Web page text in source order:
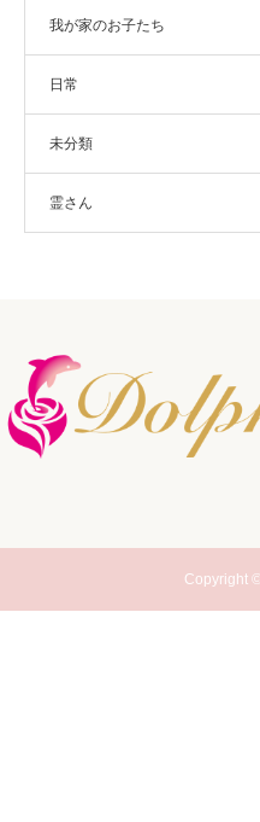
我が家のお子たち
日常
未分類
霊さん
Copyright